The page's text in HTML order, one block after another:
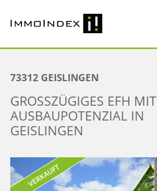
73312 GEISLINGEN
GROSSZÜGIGES EFH MIT A
USBAUPOTENZIAL IN G
EISLINGEN
VERKAUFT